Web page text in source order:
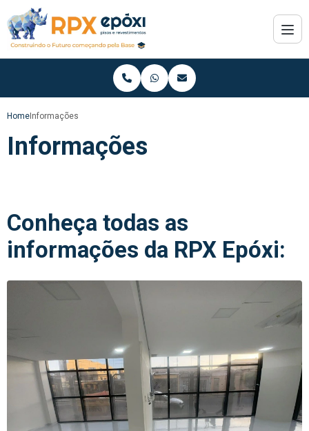
HomeInformações
Informações
Conheça todas as
informações da RPX Epóxi: